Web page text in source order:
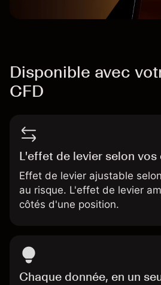
Disponible avec
CFD
L'effet de levier selon
Effet de levier ajustable
au risque. L'effet de levier
côtés d'une position.
Chaque donnée, en un